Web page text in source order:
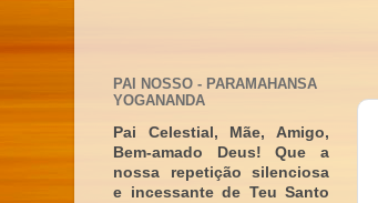
PAI NOSSO - PARAMAHANSA
YOGANANDA
Pai Celestial, Mãe, Amigo,
Bem-amado Deus! Que a
nossa repetição silenciosa
e incessante de Teu Santo